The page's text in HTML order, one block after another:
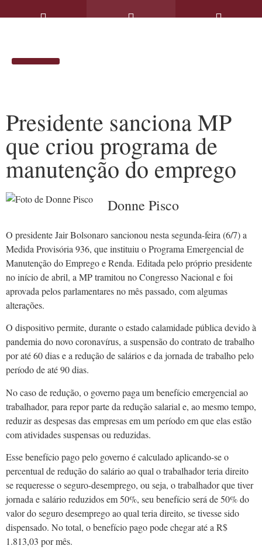
Presidente sanciona MP
que criou programa de
manutenção do emprego
Donne Pisco
O presidente Jair Bolsonaro sancionou nesta segunda-feira (6/7) a
Medida Provisória 936, que instituiu o Programa Emergencial de
Manutenção do Emprego e Renda. Editada pelo próprio presidente
no início de abril, a MP tramitou no Congresso Nacional e foi
aprovada pelos parlamentares no mês passado, com algumas
alterações.
O dispositivo permite, durante o estado calamidade pública devido à
pandemia do novo coronavírus, a suspensão do contrato de trabalho
por até 60 dias e a redução de salários e da jornada de trabalho pelo
período de até 90 dias.
No caso de redução, o governo paga um benefício emergencial ao
trabalhador, para repor parte da redução salarial e, ao mesmo tempo,
reduzir as despesas das empresas em um período em que elas estão
com atividades suspensas ou reduzidas.
Esse benefício pago pelo governo é calculado aplicando-se o
percentual de redução do salário ao qual o trabalhador teria direito
se requeresse o seguro-desemprego, ou seja, o trabalhador que tiver
jornada e salário reduzidos em 50%, seu benefício será de 50% do
valor do seguro desemprego ao qual teria direito, se tivesse sido
dispensado. No total, o benefício pago pode chegar até a R$
1.813,03 por mês.